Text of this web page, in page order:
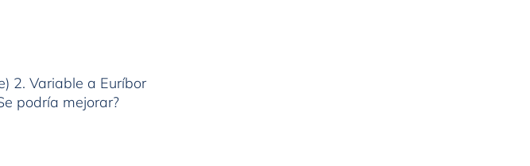
2. Variable a Euríbor
podría mejorar?